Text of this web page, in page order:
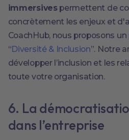
immersivespermettent de
concrètement les enjeux et
CoachHub, nous proposons
“Diversité & Inclusion”. Notre
développer l’inclusion et les
toute votre organisation.
6. La
dans l’entreprise